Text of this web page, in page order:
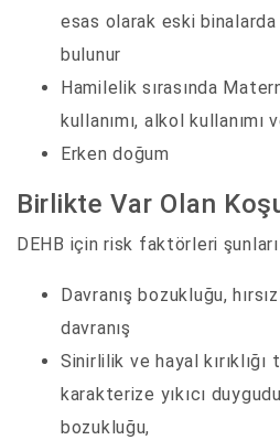
esas olarak eski
bulunur
Hamilelik sırasında
kullanımı, alkol kullanımı
Erken doğum
Birlikte Var Olan
DEHB için risk faktörleri
Davranış bozukluğu,
davranış
Sinirlilik ve hayal
karakterize yıkıcı
bozukluğu,